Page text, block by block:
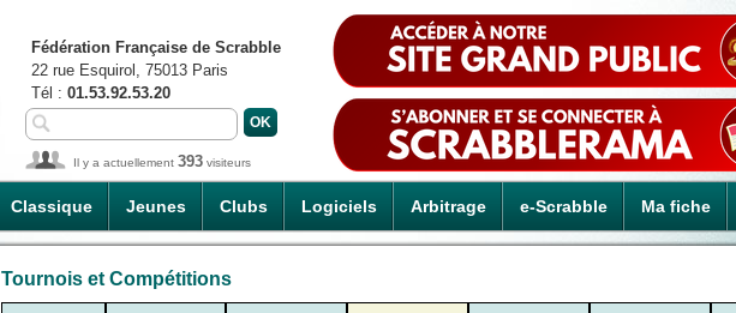
Classique Jeunes Clubs Logiciels Arbitrage e-Scrabble Ma fiche
Fédération Française de Scrabble
22 rue Esquirol, 75013 Paris
Tél : 01.53.92.53.20
Il y a actuellement 393 visiteurs
Tournois et Compétitions